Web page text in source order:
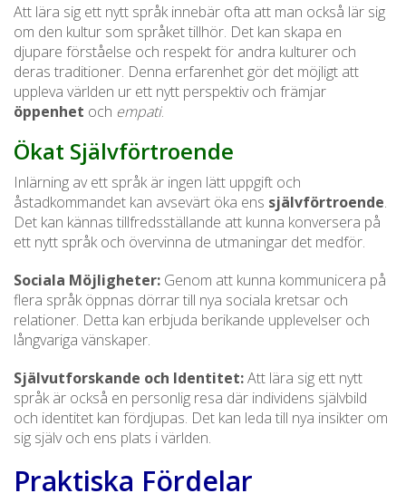
Att lära sig ett nytt språk innebär ofta att man också lär sig
om den kultur som språket tillhör. Det kan skapa en
djupare förståelse och respekt för andra kulturer och
deras traditioner. Denna erfarenhet gör det möjligt att
uppleva världen ur ett nytt perspektiv och främjar
öppenhet och empati.
Ökat Självförtroende
Inlärning av ett språk är ingen lätt uppgift och
åstadkommandet kan avsevärt öka ens självförtroende.
Det kan kännas tillfredsställande att kunna konversera på
ett nytt språk och övervinna de utmaningar det medför.
Sociala Möjligheter: Genom att kunna kommunicera på
flera språk öppnas dörrar till nya sociala kretsar och
relationer. Detta kan erbjuda berikande upplevelser och
långvariga vänskaper.
Självutforskande och Identitet:Att lära sig ett nytt
språk är också en personlig resa där individens självbild
och identitet kan fördjupas. Det kan leda till nya insikter om
sig själv och ens plats i världen.
Praktiska Fördelar